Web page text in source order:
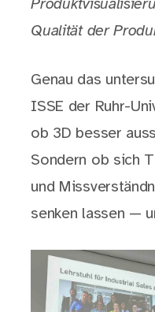
Qualität der
Genau das
ISSE der Ruhr-
ob 3D besser
Sondern ob sich
und
senken lassen —